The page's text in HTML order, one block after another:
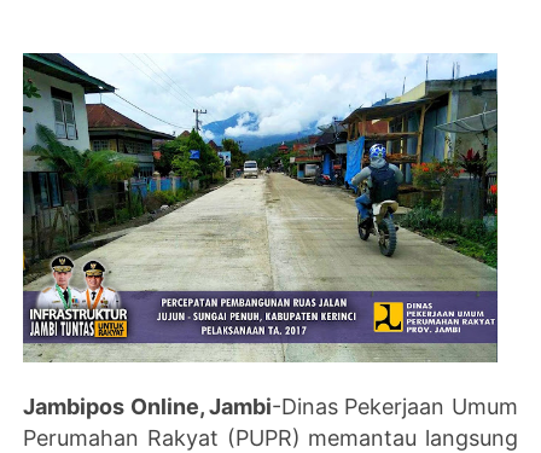
Jambipos Online, Jambi-Dinas Pekerjaan Umum
Perumahan Rakyat (PUPR) memantau langsung